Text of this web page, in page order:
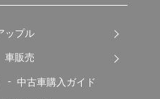
ップル
車販売
中古車購入ガイド